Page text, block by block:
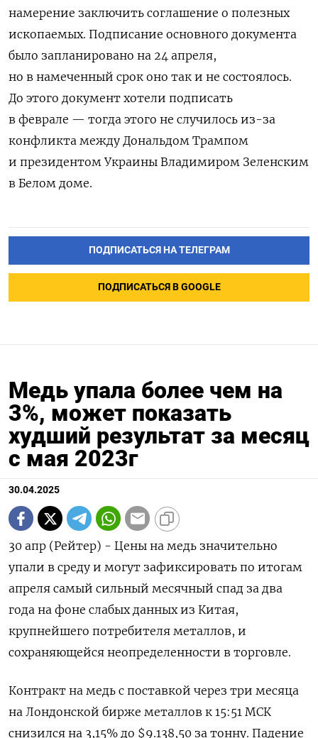
намерение заключить соглашение о полезных
ископаемых. Подписание основного документа
было запланировано на 24 апреля,
но в намеченный срок оно так и не состоялось.
До этого документ хотели подписать
в феврале — тогда этого не случилось из-за
конфликта между Дональдом Трампом
и президентом Украины Владимиром Зеленским
в Белом доме.
ПОДПИСАТЬСЯ НА ТЕЛЕГРАМ
ПОДПИСАТЬСЯ В GOOGLE
Медь упала более чем на
3%, может показать
худший результат за месяц
с мая 2023г
30.04.2025
30 апр (Рейтер) - Цены на медь значительно
упали в среду и могут зафиксировать по итогам
апреля самый сильный месячный спад за два
года на фоне слабых данных из Китая,
крупнейшего потребителя металлов, и
сохраняющейся неопределенности в торговле.
Контракт на медь с поставкой через три месяца
на Лондонской бирже металлов к 15:51 МСК
снизился на 3,15% до $9.138,50 за тонну. Падение